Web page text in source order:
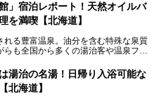
クオム【PR】
クオム商品のPR記事です。
、遠隔地ながらも全国から湯治・療養
れます。
で豊富温泉の“天然オイルバス”をレポ
帰り入浴施設をはじめ、宿泊施設・ア
」宿泊レポート！天然オイルバ
を満喫【北海道】
れる豊富温泉。油分を含む特殊な泉質
も全国から多くの湯治客や温泉ファ
温泉の開湯当初から営業する老舗旅
と名物のバター料理に定評があり、
湯治の名湯！日帰り入浴可能な
北海道】